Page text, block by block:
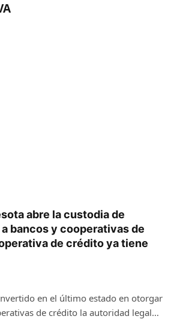
abre la custodia de
bancos y cooperativas de
de crédito ya tiene
en el último estado en otorgar
de crédito la autoridad legal…